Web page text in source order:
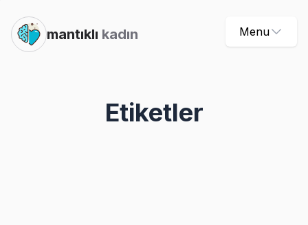
mantıklı kadın Menu
Etiketler